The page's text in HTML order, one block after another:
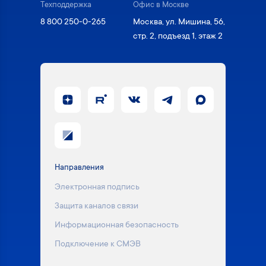
Техподдержка
8 800 250-0-265
Офис в Москве
Москва, ул. Мишина, 56,
стр. 2, подъезд 1, этаж 2
Направления
Электронная подпись
Защита каналов связи
Информационная безопасность
Подключение к СМЭВ